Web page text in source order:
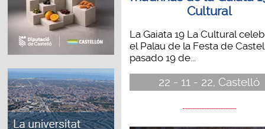
Cultural
La Gaiata 19 La Cultural
el Palau de la Festa de
pasado 19 de...
22 - 11 - 22, Castelló